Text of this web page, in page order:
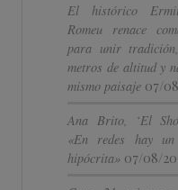
El histórico
Romeu renace
para unir
metros de altitud y
mismo paisaje 07/
Ana Brito, ‘El
«En redes hay
hipócrita» 07/08/